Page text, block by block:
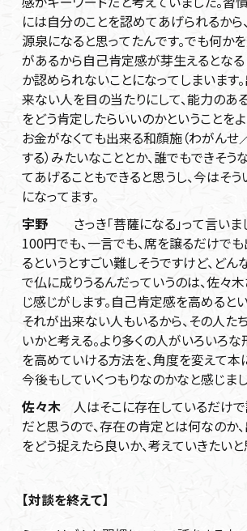
には自分のことを認めてあげられるから
源泉になると思ってたんです。でも何か
があるから自己肯定感が芽生えるとなる
か認められないことになってしまいます。
来ない人を目の当たりにして、能力のあ
をどう肯定したらいいのかということをよ
お金がなくても出来る和顔施（わがん
する）みたいなこととか、誰でもできそう
てあげることもできると思うし、今はそ
になってます。
宇野さっき「菩薩になる」って言いま
100円でも、一言でも、席を譲るだけで
るというとすごい難しそうですけど、ど
で仏に成りうるんだっていうのは、佐々
じ感じがします。自己肯定感を高めると
それが出来ない人もいるから、その人た
いかと考える。より多くの人がいろいろ
を高めていける方法を、角度を変えて本
今後もしていくつもりなのかなと感じまし
佐々木人はそこに存在しているだけで
だと思うので、存在の肯定とは何なのか
をどう捉えたら良いか、考えていきたいと
【対談を終えて】